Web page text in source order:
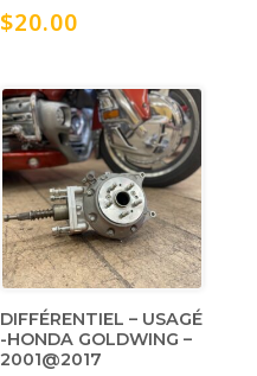
$20.00
DIFFÉRENTIEL – USAGÉ
-HONDA GOLDWING –
2001@2017